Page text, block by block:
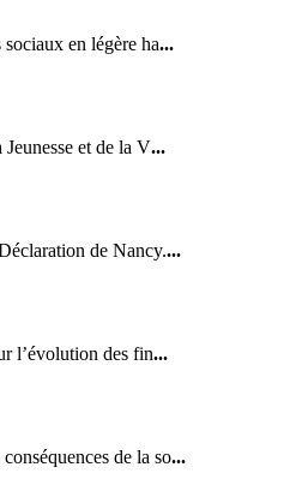
en légère ha...
et de la V...
de Nancy....
l’évolution des fin...
de la so...